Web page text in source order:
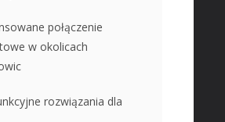
połączenie
w okolicach
rozwiązania dla